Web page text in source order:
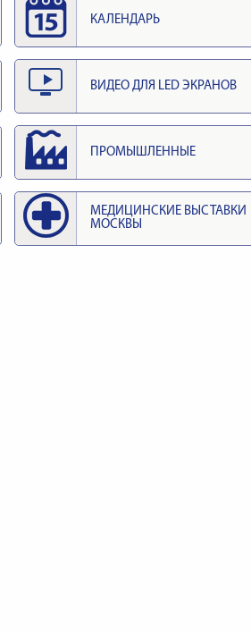
КАЛЕНДАРЬ
ВИДЕО ДЛЯ LED ЭКРАНОВ
ПРОМЫШЛЕННЫЕ
МЕДИЦИНСКИЕ ВЫСТАВКИ
МОСКВЫ